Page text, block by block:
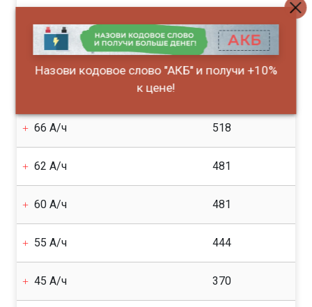
75 А/ч 555
66 А/ч 518
62 А/ч 481
60 А/ч 481
55 А/ч 444
45 А/ч 370
Назови кодовое слово "АКБ" и получи +10%
к цене!